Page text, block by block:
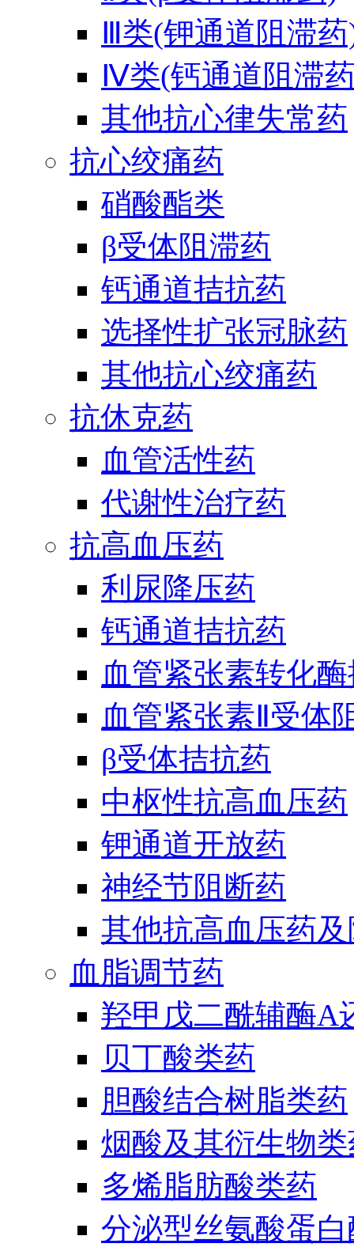
Ⅲ类(钾通道阻滞
Ⅳ类(钙通道阻滞
其他抗心律失常药
抗心绞痛药
硝酸酯类
β受体阻滞药
钙通道拮抗药
选择性扩张冠脉药
其他抗心绞痛药
抗休克药
血管活性药
代谢性治疗药
抗高血压药
利尿降压药
钙通道拮抗药
血管紧张素转化
血管紧张素Ⅱ受体
β受体拮抗药
中枢性抗高血压药
钾通道开放药
神经节阻断药
其他抗高血压药
血脂调节药
羟甲戊二酰辅酶A
贝丁酸类药
胆酸结合树脂类药
烟酸及其衍生物
多烯脂肪酸类药
分泌型丝氨酸蛋